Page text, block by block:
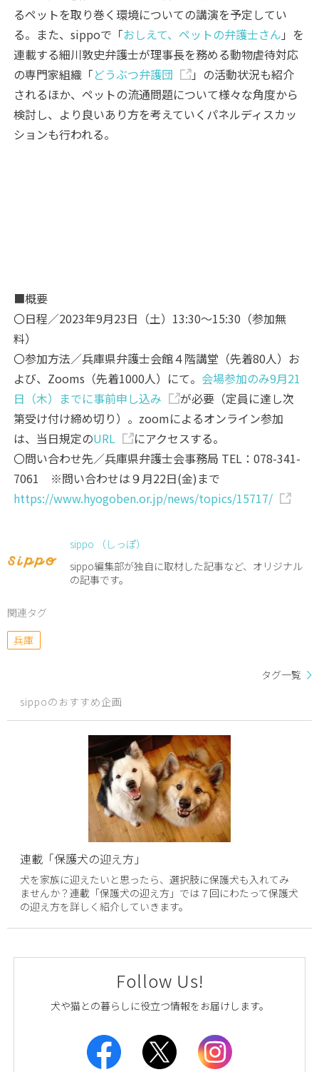
るペットを取り巻く環境についての講演を予定してい
る。また、sippoで「おしえて、ペットの弁護士さん 」を
連載する細川敦史弁護士が理事長を務める動物虐待対応
の専門家組織「どうぶつ弁護団
」の活動状況も紹介
されるほか、ペットの流通問題について様々な角度から
検討し、より良いあり方を考えていくパネルディスカッ
ションも行われる。
■概要
〇日程／2023年9月23日（土）13:30～15:30（参加無
料）
〇参加方法／兵庫県弁護士会館４階講堂（先着80人）お
よび、Zooms（先着1000人）にて。 会場参加のみ9月21
日（木）までに事前申し込み
が必要（定員に達し次
第受け付け締め切り）。zoomによるオンライン参加
は、当日規定のURL
にアクセスする。
〇問い合わせ先／兵庫県弁護士会事務局 TEL：078-341-
7061 ※問い合わせは９月22日(金)まで
https://www.hyogoben.or.jp/news/topics/15717/
sippo （しっぽ）
sippo編集部が独自に取材した記事など、オリジナル
の記事です。
関連タグ
兵庫
タグ一覧
sippoのおすすめ企画
連載「保護犬の迎え方」
犬を家族に迎えたいと思ったら、選択肢に保護犬も入れてみ
ませんか？連載「保護犬の迎え方」では７回にわたって保護犬
の迎え方を詳しく紹介していきます。
Follow Us!
犬や猫との暮らしに役立つ情報をお届けします。